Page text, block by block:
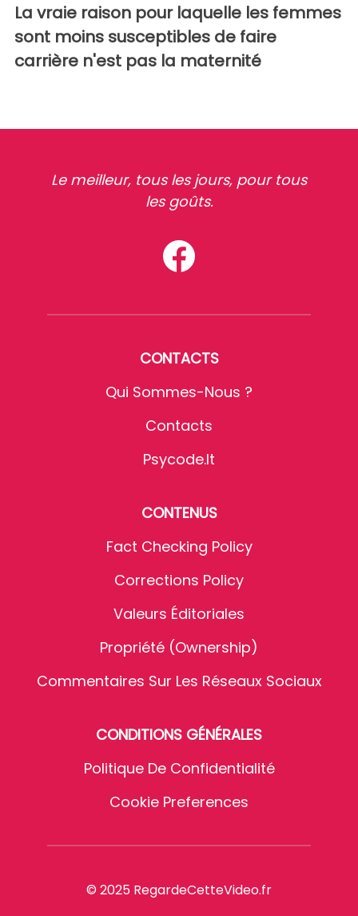
La vraie raison pour laquelle les femmes
sont moins susceptibles de faire
carrière n'est pas la maternité
Le meilleur, tous les jours, pour tous
les goûts.
CONTACTS
Qui Sommes-Nous ?
Contacts
Psycode.it
CONTENUS
Fact Checking Policy
Corrections Policy
Valeurs Éditoriales
Propriété (Ownership)
Commentaires Sur Les Réseaux Sociaux
CONDITIONS GÉNÉRALES
Politique De Confidentialité
Cookie Preferences
© 2025 RegardeCetteVideo.fr